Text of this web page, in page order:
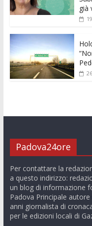
già
Padova24ore
Per contattare la
a questo indirizzo:
un blog di informazione
Padova Principale
anni giornalista di
per le edizioni locali di